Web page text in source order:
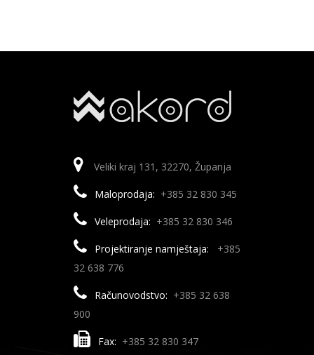
Veliki kraj 131, 32270, Županja
Maloprodaja: +385 32 830 345
Veleprodaja: +385 32 830 346
Projektiranje namještaja:
+385
32 638 776
Računovodstvo: +385 32 638
900
Fax: +385 32 830 347